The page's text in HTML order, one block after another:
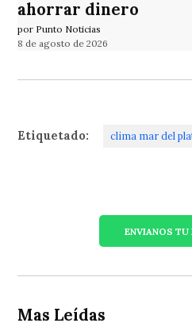
ahorrar dinero
por Punto Noticias
8 de agosto de 2026
Etiquetado: clima mar del
ENVIANOS
Mas Leídas